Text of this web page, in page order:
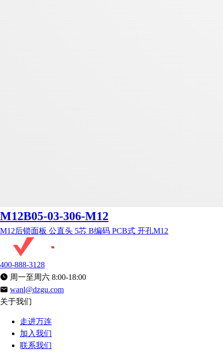
M12B05-03-306-M12
M12后锁面板 公直头 5芯 B编码 PCB式 开孔M12
400-888-3128
周一至周六 8:00-18:00
wanl@dzgu.com
关于我们
走进万连
加入我们
联系我们